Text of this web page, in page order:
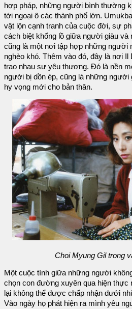
hợp pháp, những người bình thường
tới ngoại ô các thành phố lớn.
vật lộn cạnh tranh của cuộc đời, sự
cách biệt khổng lồ giữa người giàu và
cũng là một nơi tập hợp những người
nghèo khó. Thêm vào đó, đây là nơi
trao nhau sự yêu thương. Đó là nền
người bị dồn ép, cũng là những người
hy vọng mới cho bản thân.
Choi Myung Gil trong
Một cuộc tình giữa những người
chọn con đường xuyên qua hiện thực
lại không thể được chấp nhận dưới
Vào ngày họ phát hiện ra mình yêu